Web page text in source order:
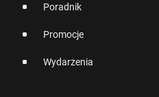
Poradnik
Promocje
Wydarzenia